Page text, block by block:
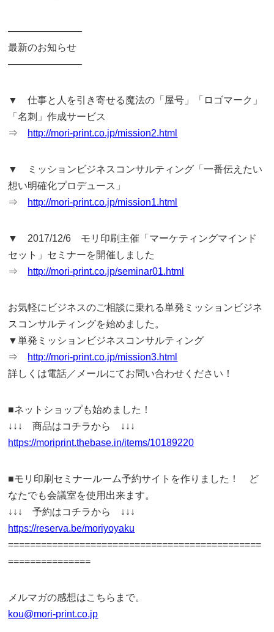
———————–
最新のお知らせ
———————–
▼ 仕事と人を引き寄せる魔法の「屋号」「ロゴマーク」
「名刺」作成サービス
⇒ http://mori-print.co.jp/mission2.html
▼ ミッションビジネスコンサルティング「一番伝えたい
想い明確化プロデュース」
⇒ http://mori-print.co.jp/mission1.html
▼ 2017/12/6 モリ印刷主催「マーケティングマインド
セット」セミナーを開催しました
⇒ http://mori-print.co.jp/seminar01.html
お気軽にビジネスのご相談に乗れる単発ミッションビジネ
スコンサルティングを始めました。
▼単発ミッションビジネスコンサルティング
⇒ http://mori-print.co.jp/mission3.html
詳しくは電話／メールにてお問い合わせください！
■ネットショップも始めました！
↓↓↓ 商品はコチラから ↓↓↓
https://moriprint.thebase.in/items/10189220
■モリ印刷セミナールーム予約サイトを作りました！ ど
なたでも会議室を使用出来ます。
↓↓↓ 予約はコチラから ↓↓↓
https://reserva.be/moriyoyaku
==============================================
===============
メルマガの感想はこちらまで。
kou@mori-print.co.jp